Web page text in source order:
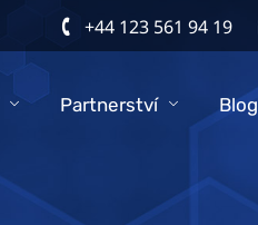
+44 123 561 94 19
Partnerství Blog